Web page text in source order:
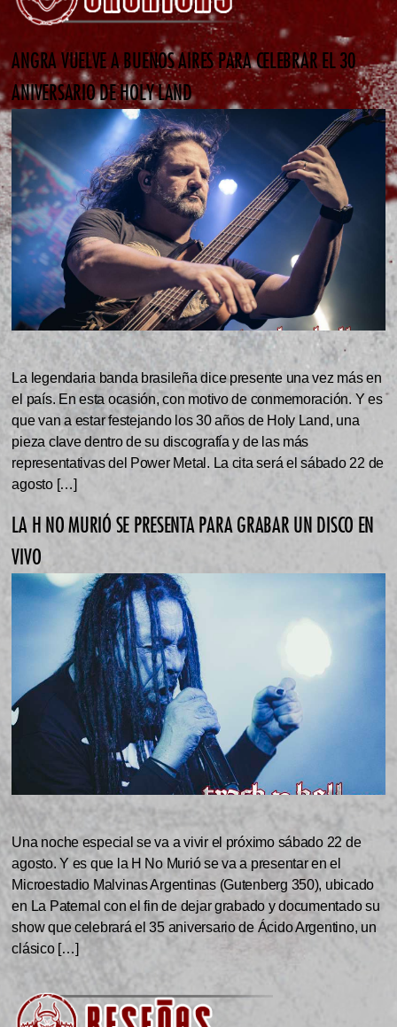
ANGRA VUELVE A BUENOS AIRES PARA CELEBRAR EL 30
ANIVERSARIO DE HOLY LAND
La legendaria banda brasileña dice presente una vez más en
el país. En esta ocasión, con motivo de conmemoración. Y es
que van a estar festejando los 30 años de Holy Land, una
pieza clave dentro de su discografía y de las más
representativas del Power Metal. La cita será el sábado 22 de
agosto […]
LA H NO MURIÓ SE PRESENTA PARA GRABAR UN DISCO EN
VIVO
Una noche especial se va a vivir el próximo sábado 22 de
agosto. Y es que la H No Murió se va a presentar en el
Microestadio Malvinas Argentinas (Gutenberg 350), ubicado
en La Paternal con el fin de dejar grabado y documentado su
show que celebrará el 35 aniversario de Ácido Argentino, un
clásico […]